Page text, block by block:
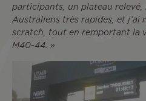
participants, un plateau relevé,
Australiens très rapides, et j’ai
scratch, tout en remportant la
M40-44. »